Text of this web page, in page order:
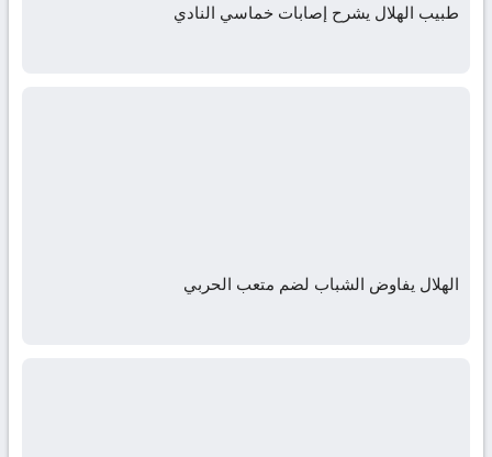
طبيب الهلال يشرح إصابات خماسي النادي
الهلال يفاوض الشباب لضم متعب الحربي